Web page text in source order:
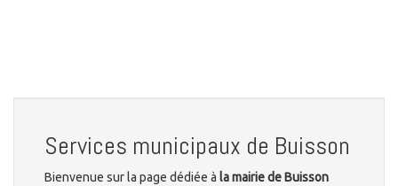
Services municipaux de Buisson
Bienvenue sur la page dédiée à la mairie de Buisson